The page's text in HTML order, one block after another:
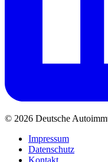
© 2026 Deutsche
Impressum
Datenschutz